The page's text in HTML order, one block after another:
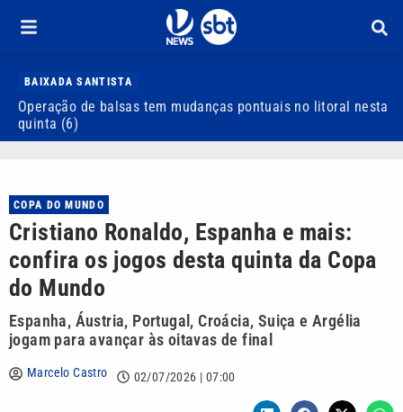
BAIXADA SANTISTA
Operação de balsas tem mudanças pontuais no litoral nesta
quinta (6)
COPA DO MUNDO
Cristiano Ronaldo, Espanha e mais:
confira os jogos desta quinta da Copa
do Mundo
Espanha, Áustria, Portugal, Croácia, Suiça e Argélia
jogam para avançar às oitavas de final
Marcelo Castro 02/07/2026 | 07:00